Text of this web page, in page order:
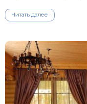
Читать далее